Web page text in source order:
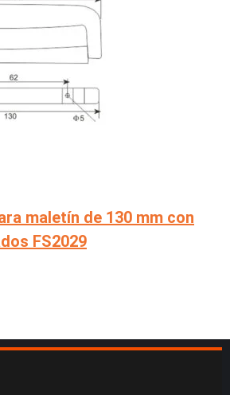
maletín de 130 mm con
FS2029